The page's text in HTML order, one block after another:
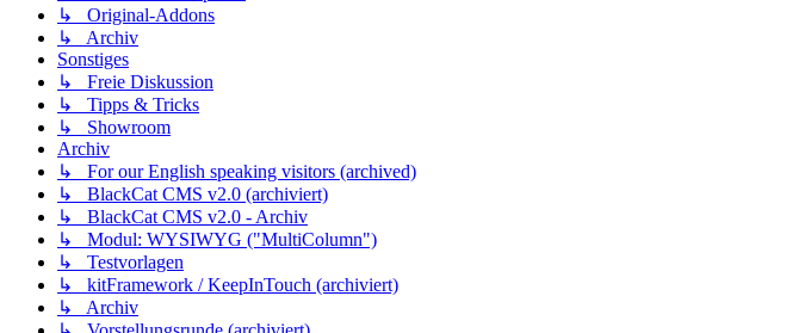
↳ Original-Addons
↳ Archiv
Sonstiges
↳ Freie Diskussion
↳ Tipps & Tricks
↳ Showroom
Archiv
↳ For our English speaking visitors (archived)
↳ BlackCat CMS v2.0 (archiviert)
↳ BlackCat CMS v2.0 - Archiv
↳ Modul: WYSIWYG ("MultiColumn")
↳ Testvorlagen
↳ kitFramework / KeepInTouch (archiviert)
↳ Archiv